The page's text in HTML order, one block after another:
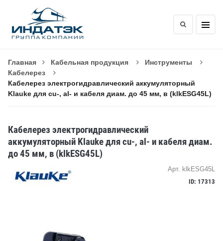
Главная Кабельная продукция
Инструменты
Кабелерез
Кабелерез электрогидравлический аккумуляторный
Klauke для cu-, al- и кабеля диам. до 45 мм, в (klkESG45L)
Кабелерез электрогидравлический
аккумуляторный Klauke для cu-, al- и кабеля диам.
до 45 мм, в (klkESG45L)
Арт. klkESG45L
ID: 17313